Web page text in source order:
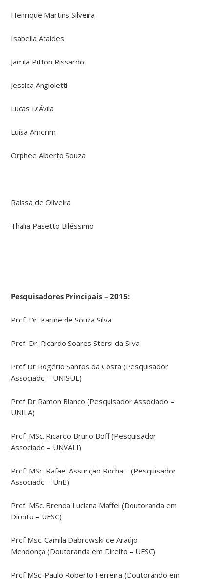
Henrique Martins Silveira
Isabella Ataides
Jamila Pitton Rissardo
Jessica Angioletti
Lucas D’Ávila
Luísa Amorim
Orphee Alberto Souza
Raissá de Oliveira
Thalia Pasetto Biléssimo
Pesquisadores Principais – 2015:
Prof. Dr. Karine de Souza Silva
Prof. Dr. Ricardo Soares Stersi da Silva
Prof Dr Rogério Santos da Costa (Pesquisador
Associado – UNISUL)
Prof Dr Ramon Blanco (Pesquisador Associado –
UNILA)
Prof. MSc. Ricardo Bruno Boff (Pesquisador
Associado – UNVALI)
Prof. MSc. Rafael Assunção Rocha – (Pesquisador
Associado – UnB)
Prof. MSc. Brenda Luciana Maffei (Doutoranda em
Direito – UFSC)
Prof Msc. Camila Dabrowski de Araújo
Mendonça (Doutoranda em Direito – UFSC)
Prof MSc. Paulo Roberto Ferreira (Doutorando em